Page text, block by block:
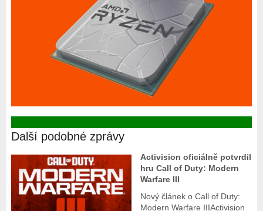
Další podobné zprávy
Activision oficiálně potvrdil
hru Call of Duty: Modern
Warfare III
Nový článek o Call of Duty:
Modern Warfare IIIActivision